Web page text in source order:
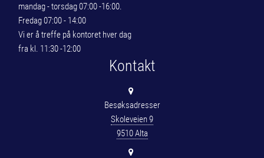
mandag - torsdag 07:00 -16:00.
Fredag 07:00 - 14:00
Vi er å treffe på kontoret hver dag
fra kl. 11:30 -12:00
Kontakt
Besøksadresser
Skoleveien 9
9510 Alta